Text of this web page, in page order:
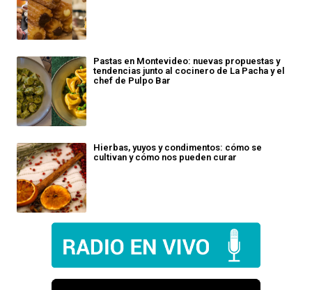
Pastas en Montevideo: nuevas propuestas y
tendencias junto al cocinero de La Pacha y el
chef de Pulpo Bar
Hierbas, yuyos y condimentos: cómo se
cultivan y cómo nos pueden curar